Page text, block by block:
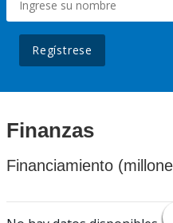
Regístrese
Finanzas
Financiamiento